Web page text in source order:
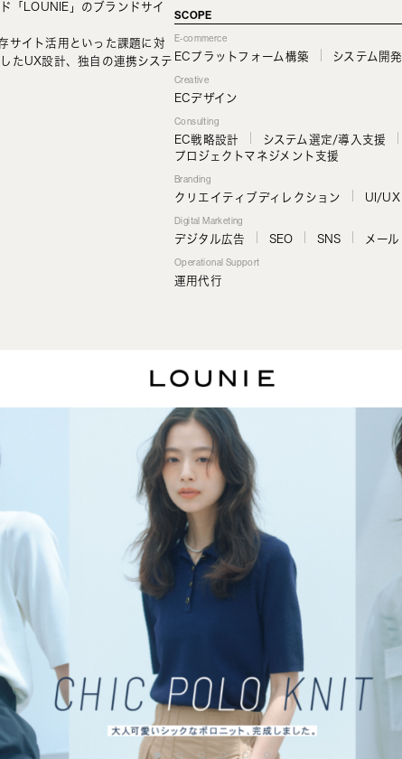
「LOUNIE」のブランドサイ
サイト活用といった課題に対
たUX設計、独自の連携システ
SCOPE
E-commerce
ECプラットフォーム構築 システム開発
Creative
ECデザイン
Consulting
EC戦略設計 システム選定/導入支援
プロジェクトマネジメント支援
Branding
クリエイティブディレクション UI/UX
Digital Marketing
デジタル広告 SEO SNS メール
Operational Support
運用代行